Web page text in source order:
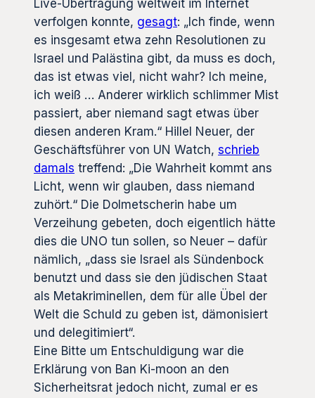
Live-Übertragung weltweit im Internet
verfolgen konnte, gesagt: „Ich finde, wenn
es insgesamt etwa zehn Resolutionen zu
Israel und Palästina gibt, da muss es doch,
das ist etwas viel, nicht wahr? Ich meine,
ich weiß … Anderer wirklich schlimmer Mist
passiert, aber niemand sagt etwas über
diesen anderen Kram.“ Hillel Neuer, der
Geschäftsführer von UN Watch, schrieb
damals treffend: „Die Wahrheit kommt ans
Licht, wenn wir glauben, dass niemand
zuhört.“ Die Dolmetscherin habe um
Verzeihung gebeten, doch eigentlich hätte
dies die UNO tun sollen, so Neuer – dafür
nämlich, „dass sie Israel als Sündenbock
benutzt und dass sie den jüdischen Staat
als Metakriminellen, dem für alle Übel der
Welt die Schuld zu geben ist, dämonisiert
und delegitimiert“.
Eine Bitte um Entschuldigung war die
Erklärung von Ban Ki-moon an den
Sicherheitsrat jedoch nicht, zumal er es